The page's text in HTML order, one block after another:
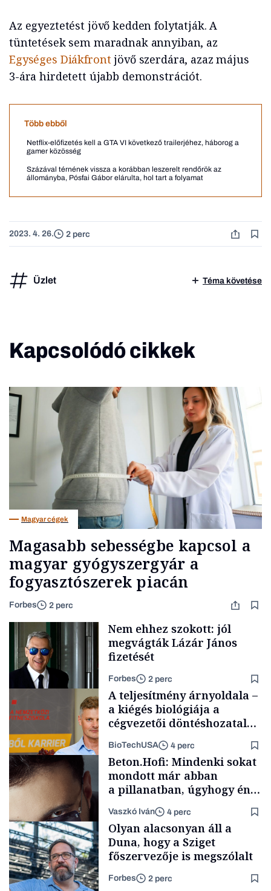
Az egyeztetést jövő kedden folytatják. A
tüntetések sem maradnak annyiban, az
Egységes Diákfrontjövő szerdára, azaz május
3-ára hirdetett újabb demonstrációt.
Több ebből
Netflix-előfizetés kell a GTA VI következő trailerjéhez, háborog a
gamer közösség
Százával térnének vissza a korábban leszerelt rendőrök az
állományba, Pósfai Gábor elárulta, hol tart a folyamat
2023. 4. 26. 2 perc
Üzlet Téma követése
Kapcsolódó cikkek
Magyar cégek
Magasabb sebességbe kapcsol a
magyar gyógyszergyár a
fogyasztószerek piacán
Forbes 2 perc
Politika
Nem ehhez szokott: jól
megvágták Lázár János
fizetését
Forbes 2 perc
Content Lab HUB
A teljesítmény árnyoldala –
a kiégés biológiája a
cégvezetői döntéshozatal
BioTechUSA 4 perc
Forbes-sztori
Beton.Hofi: Mindenki sokat
mondott már abban
a pillanatban, úgyhogy én
a legsarkosabb
gondolataimat akartam
kimondani
Vaszkó Iván 4 perc
Olyan alacsonyan áll a
Duna, hogy a Sziget
főszervezője is megszólalt
Forbes 2 perc